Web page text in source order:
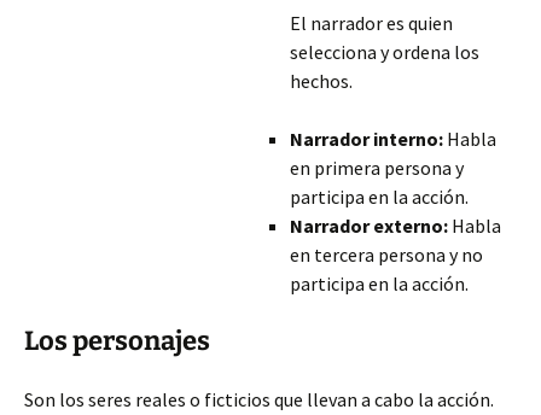
El narrador es quien
selecciona y ordena los
hechos.
Narrador interno: Habla
en primera persona y
participa en la acción.
Narrador externo: Habla
en tercera persona y no
participa en la acción.
Los personajes
Son los seres reales o ficticios que llevan a cabo la acción.